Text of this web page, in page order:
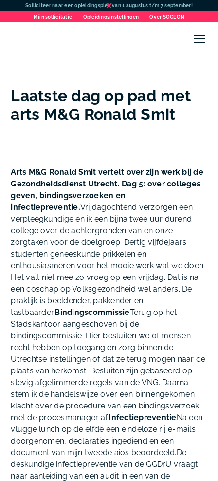
Solliciteer naar een opleidingsplek van 1 augustus t/m 7 september!
Mijn sollicitatie
Opleidingsinstellingen Over SOGEON
Laatste dag op pad met
arts M&G Ronald Smit
Arts M&G Ronald Smit vertelt over zijn werk bij de
Gezondheidsdienst Utrecht. Dag 5: over colleges
geven, bindingsverzoeken en
infectiepreventie.Vrijdagochtend verzorgen een
verpleegkundige en ik een bijna twee uur durend
college over de achtergronden van en onze
zorgtaken voor de doelgroep. Dertig vijfdejaars
studenten geneeskunde prikkelen en
enthousiasmeren voor het mooie werk wat we doen.
Het valt niet mee zo vroeg op een vrijdag. Dat is na
een coschap op Volksgezondheid wel anders. De
praktijk is beeldender, pakkender en
tastbaarder.BindingscommissieTerug op het
Stadskantoor aangeschoven bij de
bindingscommissie. Hier besluiten we of mensen
recht hebben op toegang en zorg binnen de
Utrechtse instellingen of dat ze terug mogen naar de
plaats van herkomst. Besluiten zijn gebaseerd op
stevig afgetimmerde regels van de VNG. Daarna
stem ik de handelswijze over een binnengekomen
klacht over de procedure van een bindingsverzoek
met de procesmanager af.InfectiepreventieNa een
vlugge lunch op de elfde een eindeloze rij e-mails
doorgenomen, declaraties ingediend en een
document van mijn tweede aios beoordeeld.De
deskundige infectiepreventie van de GGDrU vraagt
naar aanleiding van een audit in een van de